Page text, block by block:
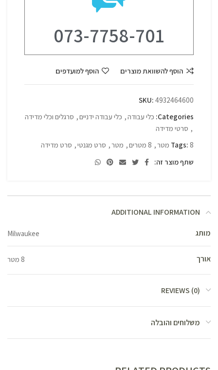
073-7758-701
הוסף להשוואת מוצרים הוסף למועדפים
SKU: 4932464600
Categories: כלי עבודה, כלי עבודה ידניים, סרגלים וכלי מדידה
, סרטי מדידה
Tags: 8 מטר , 8 מטרים , מטר, סרט מגנטי, סרט מדידה
שתף מוצר זה:
ADDITIONAL INFORMATION
מותג Milwaukee
אורך 8 מטר
REVIEWS (0)
משלוחים והובלה